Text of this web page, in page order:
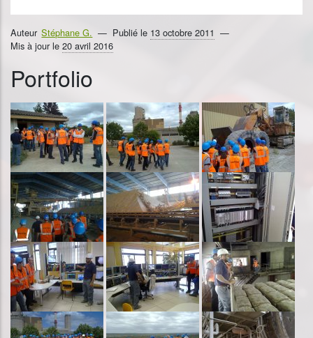
Auteur Stéphane G. Publié le 13 octobre 2011
Mis à jour le 20 avril 2016
Portfolio